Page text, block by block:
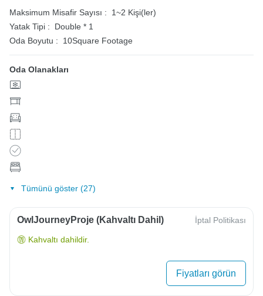
Maksimum Misafir Sayısı :
1~2 Kişi(ler)
Yatak Tipi :
Double * 1
Oda Boyutu :
10Square Footage
Oda Olanakları
Tümünü göster (27)
OwlJourneyProje (Kahvaltı Dahil) İptal Politikası
Kahvaltı dahildir.
Fiyatları görün